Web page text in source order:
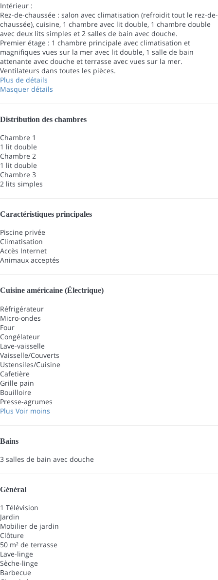
Intérieur :
Rez-de-chaussée : salon avec climatisation (refroidit tout le rez-de-
chaussée), cuisine, 1 chambre avec lit double, 1 chambre double
avec deux lits simples et 2 salles de bain avec douche.
Premier étage : 1 chambre principale avec climatisation et
magnifiques vues sur la mer avec lit double, 1 salle de bain
attenante avec douche et terrasse avec vues sur la mer.
Ventilateurs dans toutes les pièces.
Plus de détails
Masquer détails
Distribution des chambres
Chambre 1
1 lit double
Chambre 2
1 lit double
Chambre 3
2 lits simples
Caractéristiques principales
Piscine privée
Climatisation
Accès Internet
Animaux acceptés
Cuisine américaine (Électrique)
Réfrigérateur
Micro-ondes
Four
Congélateur
Lave-vaisselle
Vaisselle/Couverts
Ustensiles/Cuisine
Cafetière
Grille pain
Bouilloire
Presse-agrumes
Plus Voir moins
Bains
3 salles de bain avec douche
Général
1 Télévision
Jardin
Mobilier de jardin
Clôture
50 m² de terrasse
Lave-linge
Sèche-linge
Barbecue